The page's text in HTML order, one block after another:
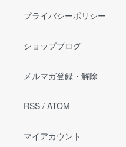
プライバシーポリシー
ショップブログ
メルマガ登録・解除
RSS / ATOM
マイアカウント